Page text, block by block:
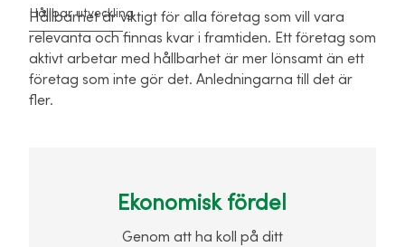
Hållbar utveckling
Hållbarhet är viktigt för alla företag som vill vara
relevanta och finnas kvar i framtiden. Ett företag som
aktivt arbetar med hållbarhet är mer lönsamt än ett
företag som inte gör det. Anledningarna till det är
fler.
Ekonomisk fördel
Genom att ha koll på ditt